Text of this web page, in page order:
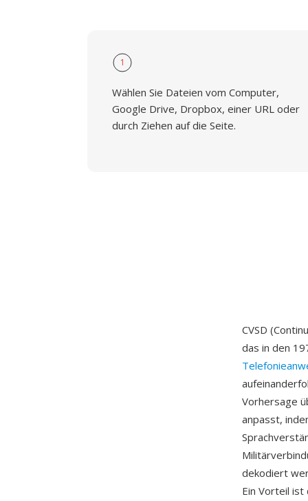
1
Wählen Sie Dateien vom Computer,
Google Drive, Dropbox, einer URL oder
durch Ziehen auf die Seite.
CVSD
das in den
Vorhersage
anpasst,
dekodiert
Ein Vorteil